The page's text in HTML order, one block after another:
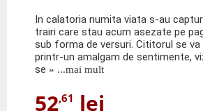
In calatoria numita viata s-au
trairi care stau acum asezate pe
sub forma de versuri. Cititorul se
printr-un amalgam de sentimente,
se » ...mai mult
52,61 lei